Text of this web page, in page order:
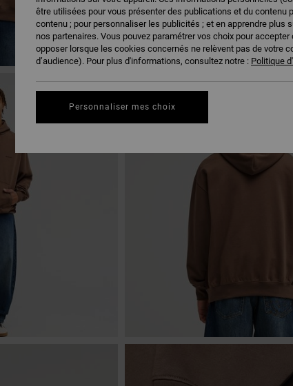
être utilisées pour vous présenter des publications et du
contenu ; pour personnaliser les publicités ; et en apprendre plus
nos partenaires. Vous pouvez paramétrer vos choix pour
opposer lorsque les cookies concernés ne relèvent pas de votre
d’audience). Pour plus d'informations, consultez notre : Politique
Personnaliser mes choix